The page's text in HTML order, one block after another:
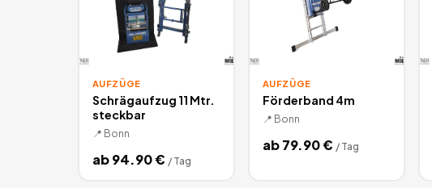
AUFZÜGE
Schrägaufzug 11 Mtr.
steckbar
📍 Bonn
ab94.90€ / Tag
AUFZÜGE
Förderband 4m
📍 Bonn
ab79.90€ / Tag